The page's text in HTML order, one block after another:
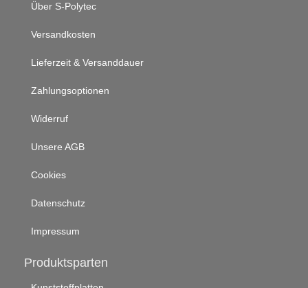
Über S-Polytec
Versandkosten
Lieferzeit & Versanddauer
Zahlungsoptionen
Widerruf
Unsere AGB
Cookies
Datenschutz
Impressum
Produktsparten